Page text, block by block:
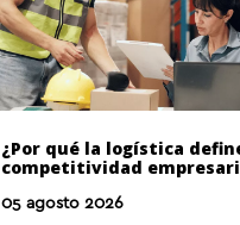
¿Por qué la logística
competitividad
05 agosto 2026